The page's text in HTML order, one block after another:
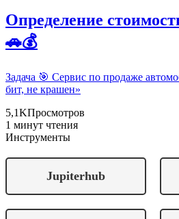
Определение
🚗💰
Задача 🎯 Сервис по продаже
бит, не крашен»
5,1KПросмотров
1 минут чтения
Инструменты
Jupiterhub